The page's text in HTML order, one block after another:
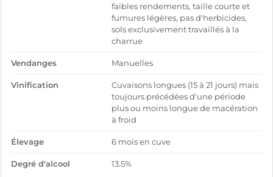
faibles rendements, taille courte et
fumures légères, pas d'herbicides,
sols exclusivement travaillés à la
charrue
Vendanges Manuelles
Vinification
Cuvaisons longues (15 à 21 jours) mais
toujours précédées d'une période
plus ou moins longue de macération
à froid
Élevage 6 mois en cuve
Degré d'alcool 13.5%